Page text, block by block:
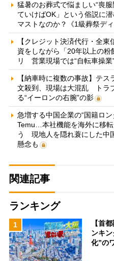
猛暑のお葬式で悩ましい“喪
ていけばOK」という俗説に
マストなのか？《1級葬祭デ
【クレジット決済代行・全
資をしながら「20年以上の
リ 営業現場では“自転車操業
【納車時に複数の事故】テス
文殺到、現場は大混乱 トラ
る“イーロンの右腕”の影
急増する中国企業の“国籍ロ
Temu…本社機能を海外に移
う 現地人を隠れ蓑にした中
懸念も
関連記事
ランキング
1
【首
ンキ
化”の